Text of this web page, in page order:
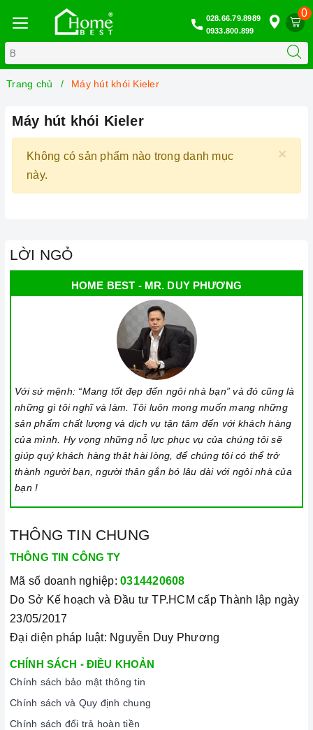
0
028.66.79.8989
0933.800.899
Trang chủ Máy hút khói Kieler
Máy hút khói Kieler
×
Không có sản phẩm nào trong danh mục
này.
LỜI NGỎ
HOME BEST - MR. DUY PHƯƠNG
Với sứ mệnh: “Mang tốt đẹp đến ngôi nhà bạn” và đó cũng là
những gì tôi nghĩ và làm. Tôi luôn mong muốn mang những
sản phẩm chất lượng và dịch vụ tận tâm đến với khách hàng
của mình. Hy vọng những nỗ lực phục vụ của chúng tôi sẽ
giúp quý khách hàng thật hài lòng, để chúng tôi có thể trở
thành người bạn, người thân gắn bó lâu dài với ngôi nhà của
bạn !
THÔNG TIN CHUNG
THÔNG TIN CÔNG TY
Mã số doanh nghiệp: 0314420608
Do Sở Kế hoạch và Đầu tư TP.HCM cấp Thành lập ngày
23/05/2017
Đại diện pháp luật: Nguyễn Duy Phương
CHÍNH SÁCH - ĐIỀU KHOẢN
Chính sách bảo mật thông tin
Chính sách và Quy định chung
Chính sách đổi trả hoàn tiền